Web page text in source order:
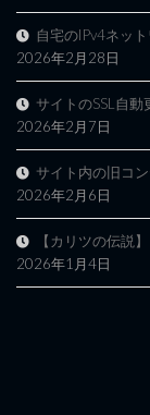
自宅のIPv4ネッ
2026年2月28日
サイトのSSL自
2026年2月7日
サイト内の旧コ
2026年2月6日
【カリツの伝説
2026年1月4日